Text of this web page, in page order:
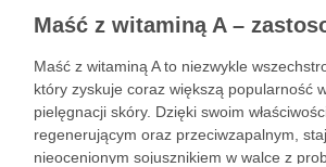
Maść z witaminą A to niezwykle
który zyskuje coraz większą popularność
pielęgnacji skóry. Dzięki swoim
regenerującym oraz przeciwzapalnym,
nieocenionym sojusznikiem w walce z